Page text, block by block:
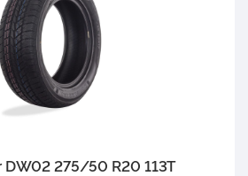
DW02 275/50 R20 113T